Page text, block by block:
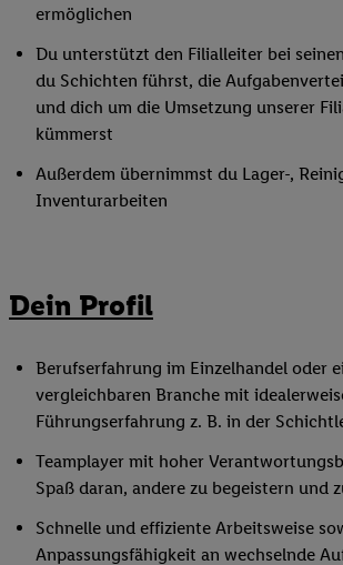
ermöglichen
Du unterstützt den Filialleiter bei
du Schichten führst, die
und dich um die Umsetzung unserer
kümmerst
Außerdem übernimmst du Lager-,
Inventurarbeiten
Dein Profil
Berufserfahrung im Einzelhandel oder
vergleichbaren Branche mit
Führungserfahrung z. B. in der
Teamplayer mit hoher
Spaß daran, andere zu begeistern und
Schnelle und effiziente Arbeitsweise
Anpassungsfähigkeit an wechselnde